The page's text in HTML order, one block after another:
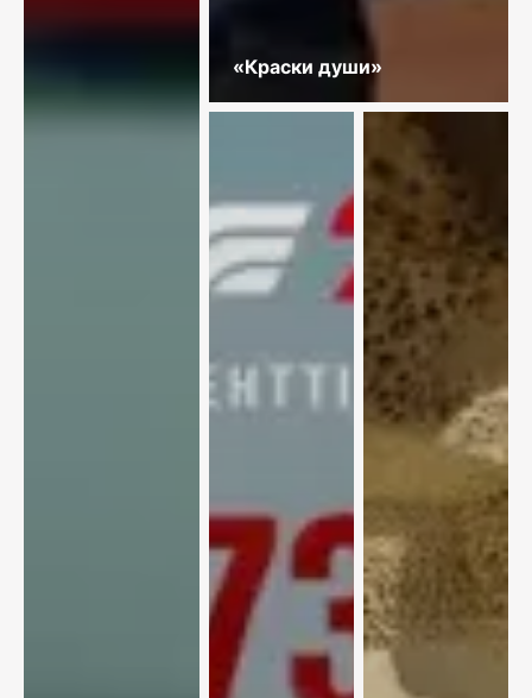
«Краски души»